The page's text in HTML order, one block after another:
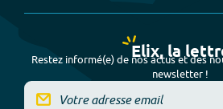
Elix, la
Restez informé(e) de nos actus et des
newsletter !